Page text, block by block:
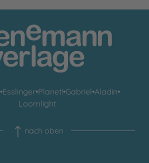
•Esslinger•Planet!•Gabriel•Aladin•
Loomlight
nach oben